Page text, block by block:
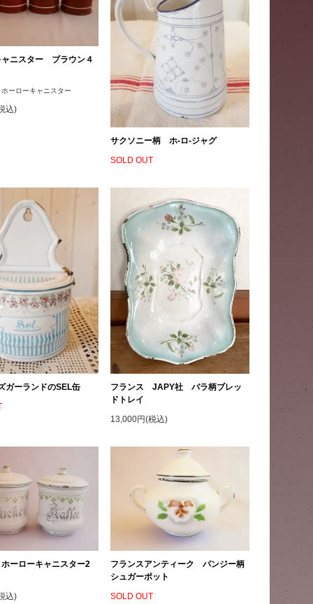
ャニスター ブラウン４
ーローキャニスター
込)
サクソニー柄 ホ-ロ-ジャグ
SOLD OUT
ーランドのSEL缶
フランス JAPY社 バラ柄ブレッ
ドトレイ
13,000円(税込)
ーローキャニスター2
込)
フランスアンティーク パンジー柄
シュガーポット
SOLD OUT